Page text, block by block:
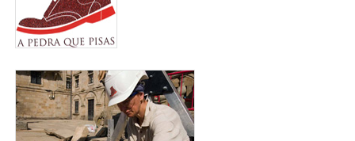
foto_mantemento_lousados_2012_web.jpg